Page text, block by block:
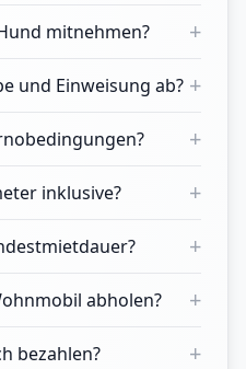
mitnehmen? +
und Einweisung ab? +
+
inklusive? +
+
abholen? +
bezahlen? +